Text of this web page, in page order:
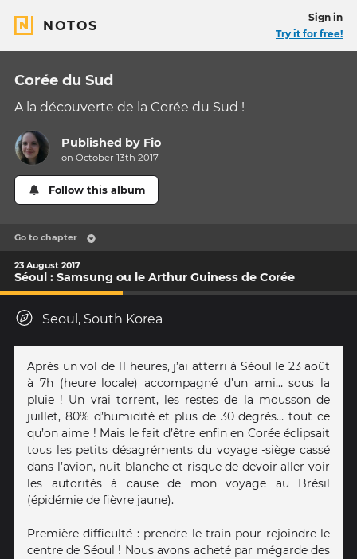
NOTOS
Sign in
Try it for free!
Corée du Sud
A la découverte de la Corée du Sud !
Published by Fio
on October 13th 2017
Follow this album
Go to chapter
23 August 2017
Séoul : Samsung ou le Arthur Guiness de Corée
Seoul, South Korea
Après un vol de 11 heures, j’ai atterri à Séoul le 23 août
à 7h (heure locale) accompagné d’un ami… sous la
pluie ! Un vrai torrent, les restes de la mousson de
juillet, 80% d’humidité et plus de 30 degrés… tout ce
qu’on aime ! Mais le fait d’être enfin en Corée éclipsait
tous les petits désagréments du voyage -siège cassé
dans l’avion, nuit blanche et risque de devoir aller voir
les autorités à cause de mon voyage au Brésil
(épidémie de fièvre jaune).
Première difficulté : prendre le train pour rejoindre le
centre de Séoul ! Nous avons acheté par mégarde des